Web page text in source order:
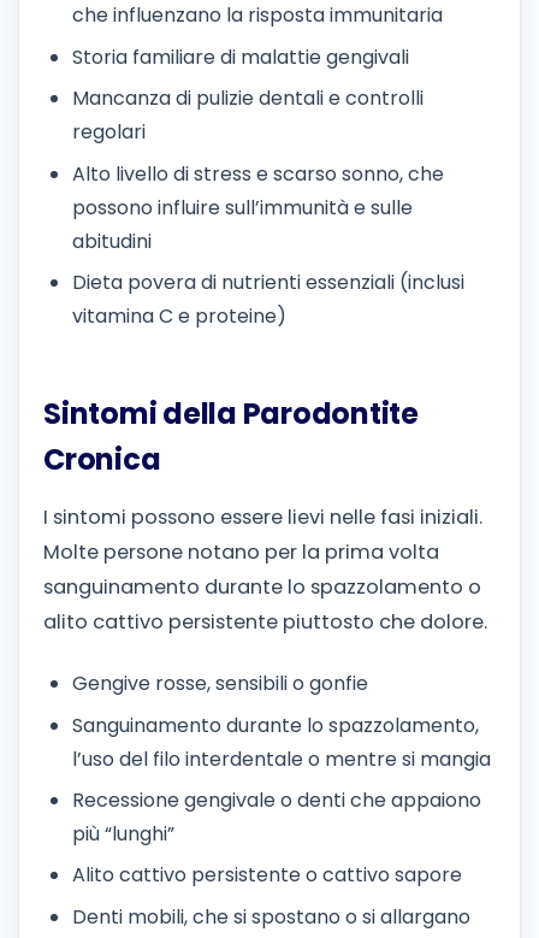
che influenzano la risposta immunitaria
Storia familiare di malattie gengivali
Mancanza di pulizie dentali e controlli
regolari
Alto livello di stress e scarso sonno, che
possono influire sull’immunità e sulle
abitudini
Dieta povera di nutrienti essenziali (inclusi
vitamina C e proteine)
Sintomi della Parodontite
Cronica
I sintomi possono essere lievi nelle fasi iniziali.
Molte persone notano per la prima volta
sanguinamento durante lo spazzolamento o
alito cattivo persistente piuttosto che dolore.
Gengive rosse, sensibili o gonfie
Sanguinamento durante lo spazzolamento,
l’uso del filo interdentale o mentre si mangia
Recessione gengivale o denti che appaiono
più “lunghi”
Alito cattivo persistente o cattivo sapore
Denti mobili, che si spostano o si allargano